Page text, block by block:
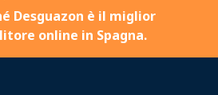
Desguazon è il miglior
online in Spagna.